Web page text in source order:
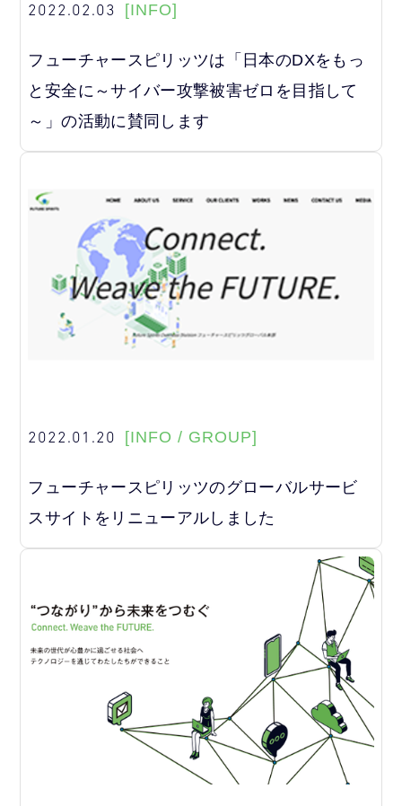
2022.02.03 [INFO]
フューチャースピリッツは「日本のDXをもっ
と安全に～サイバー攻撃被害ゼロを目指して
～」の活動に賛同します
2022.01.20 [INFO / GROUP]
フューチャースピリッツのグローバルサービ
スサイトをリニューアルしました